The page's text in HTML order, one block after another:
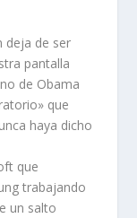
deja de ser
pantalla
de Obama
que
haya dicho
que
trabajando
un salto